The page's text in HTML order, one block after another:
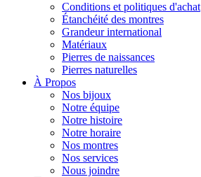
Conditions et politiques d'achat
Étanchéité des montres
Grandeur international
Matériaux
Pierres de naissances
Pierres naturelles
À Propos
Nos bijoux
Notre équipe
Notre histoire
Notre horaire
Nos montres
Nos services
Nous joindre